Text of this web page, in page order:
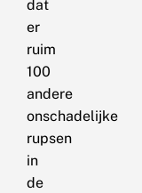
dat
er
ruim
100
andere
onschadelijke
rupsen
in
de